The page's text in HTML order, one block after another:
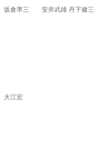
倉準三 安井武雄 丹下健三
江宏